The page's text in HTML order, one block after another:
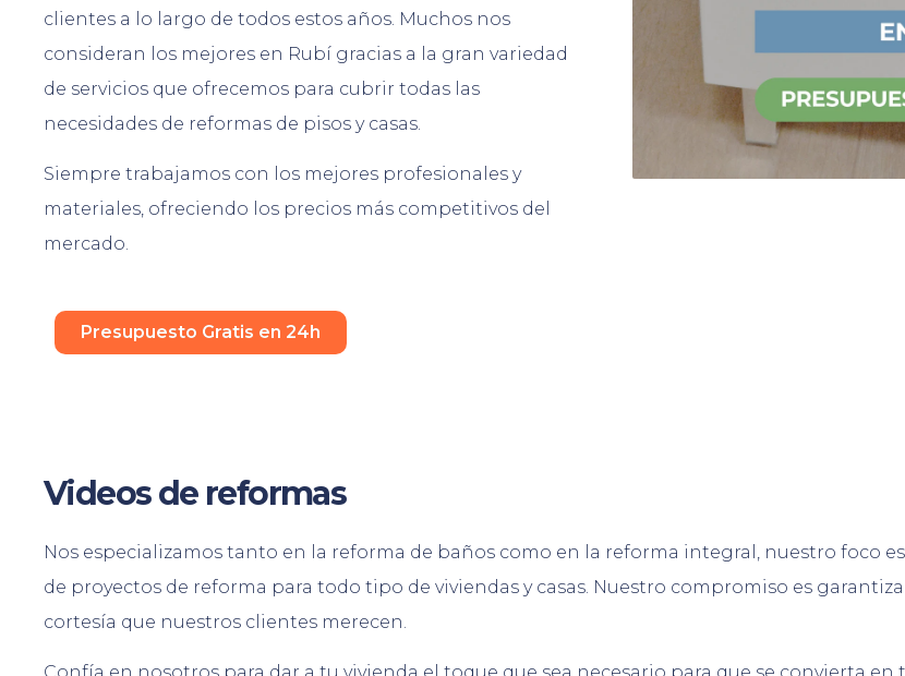
clientes a lo largo de todos estos años. Muchos nos
consideran los mejores en Rubí gracias a la gran variedad
de servicios que ofrecemos para cubrir todas las
necesidades de reformas de pisos y casas.
Siempre trabajamos con los mejores profesionales y
materiales, ofreciendo los precios más competitivos del
mercado.
Presupuesto Gratis en 24h
Videos de reformas
Nos especializamos tanto en la reforma de baños como en la reforma integral, nuestro foco
de proyectos de reforma para todo tipo de viviendas y casas. Nuestro compromiso es
cortesía que nuestros clientes merecen.